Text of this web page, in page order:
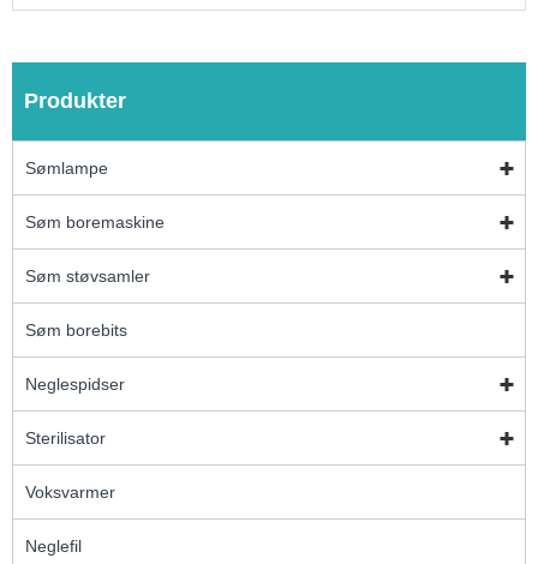
Produkter
Sømlampe
Søm boremaskine
Søm støvsamler
Søm borebits
Neglespidser
Sterilisator
Voksvarmer
Neglefil